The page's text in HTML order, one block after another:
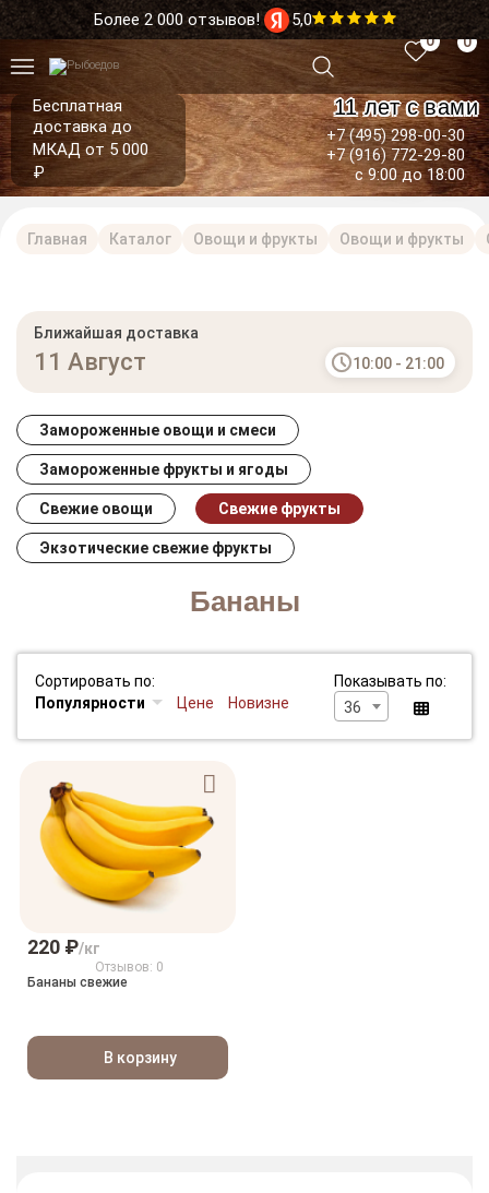
Более 2 000 отзывов! 5,0
Бесплатная
доставка до
МКАД от 5 000
₽
11 лет с вами
+7 (495) 298-00-30
+7 (916) 772-29-80
с 9:00 до 18:00
0 0
Главная Каталог Овощи и фрукты Овощи и фрукты
Бананы
Замороженные овощи и смеси
Замороженные фрукты и ягоды
Свежие овощи Свежие фрукты
Экзотические свежие фрукты
Ближайшая доставка
11 Август 10:00 - 21:00
Сортировать по:
Популярности
Цене Новизне
Показывать по:
36
220 ₽/кг
Отзывов: 0
Бананы свежие
В корзину